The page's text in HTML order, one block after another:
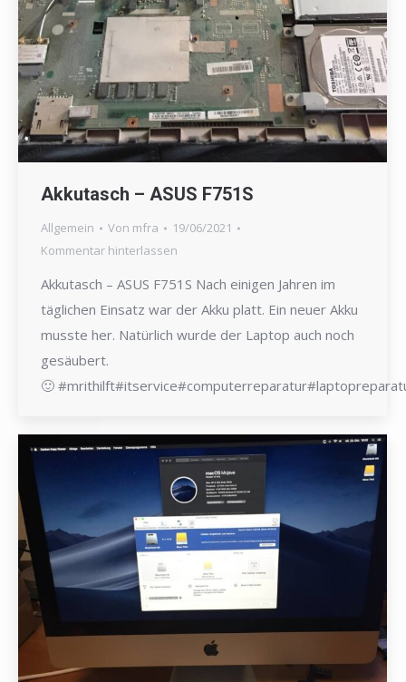
Akkutasch – ASUS F751S
Allgemein Von mfra
19/06/2021
Kommentar hinterlassen
Akkutasch – ASUS F751S Nach einigen Jahren im
täglichen Einsatz war der Akku platt. Ein neuer Akku
musste her. Natürlich wurde der Laptop auch noch
gesäubert.
🙂